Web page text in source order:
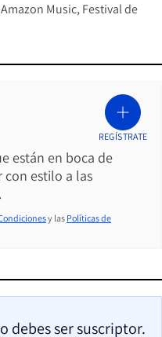
Amazon Music Festival de
están en boca de
con estilo a las
REGÍSTRATE
y las Políticas de
debes ser suscriptor.